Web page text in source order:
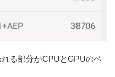
る部分がCPUとGPUのベ